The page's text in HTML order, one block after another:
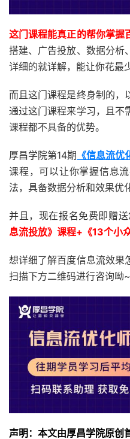
这门课程能真正的帮你掌握
搭建、广告投放、数据分析
详细的就详解，能让你花最
而且这门课程是终身制的，
通过这门课程来学习，且不
课程都不具备的优势。
厚昌学院第14期 《信息流优
课程，可以让你掌握信息
法，具备数据分析和效果优
并且，现在报名免费即赠送
息流投放》课程+《13个小
想详细了解百度信息流效果
扫描下方二维码进行咨询呦~
声明： 本文由厚昌学院原创